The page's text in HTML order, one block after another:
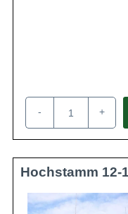
- +
Hochstamm 12-